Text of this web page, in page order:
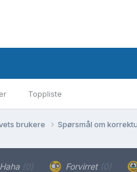
Toppliste
brukere Spørsmål om
Haha (0) Forvirret (0)